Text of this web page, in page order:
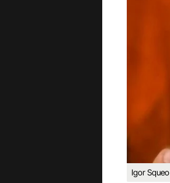
Igor Squeo